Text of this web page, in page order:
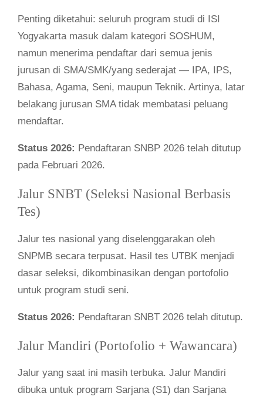
Penting diketahui: seluruh program studi di ISI
Yogyakarta masuk dalam kategori SOSHUM,
namun menerima pendaftar dari semua jenis
jurusan di SMA/SMK/yang sederajat — IPA, IPS,
Bahasa, Agama, Seni, maupun Teknik. Artinya, latar
belakang jurusan SMA tidak membatasi peluang
mendaftar.
Status 2026: Pendaftaran SNBP 2026 telah ditutup
pada Februari 2026.
Jalur SNBT (Seleksi Nasional Berbasis
Tes)
Jalur tes nasional yang diselenggarakan oleh
SNPMB secara terpusat. Hasil tes UTBK menjadi
dasar seleksi, dikombinasikan dengan portofolio
untuk program studi seni.
Status 2026: Pendaftaran SNBT 2026 telah ditutup.
Jalur Mandiri (Portofolio + Wawancara)
Jalur yang saat ini masih terbuka. Jalur Mandiri
dibuka untuk program Sarjana (S1) dan Sarjana